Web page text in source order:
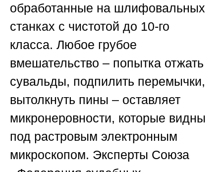
обработанные на шлифовальных
станках с чистотой до 10-го
класса. Любое грубое
вмешательство – попытка отжать
сувальды, подпилить перемычки,
вытолкнуть пины – оставляет
микронеровности, которые видны
под растровым электронным
микроскопом. Эксперты Союза